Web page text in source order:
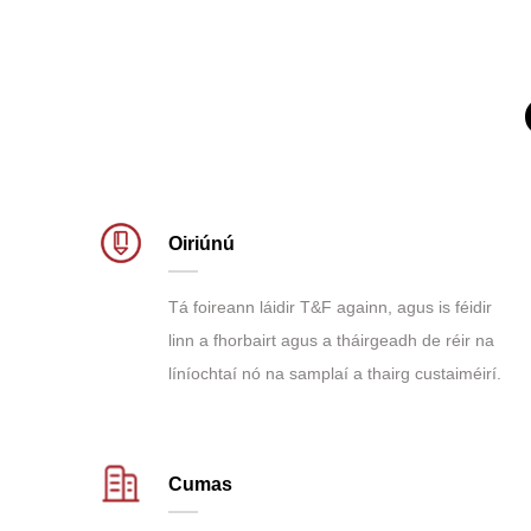
Oiriúnú
Tá foireann láidir T&F againn, agus is féidir
linn a fhorbairt agus a tháirgeadh de réir na
líníochtaí nó na samplaí a thairg custaiméirí.
Cumas